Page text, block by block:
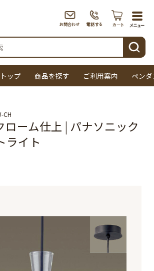
検索
ップ 商品を探す ご利用案内 ペン
CH
ーム仕上 | パナソニック
ライト